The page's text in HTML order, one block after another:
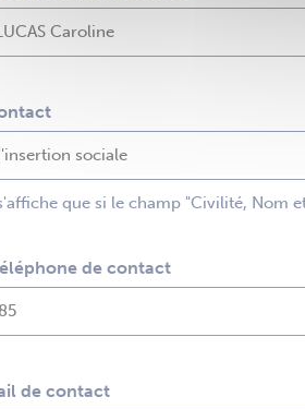
que si le champ "Civilité, Nom
de contact
de contact